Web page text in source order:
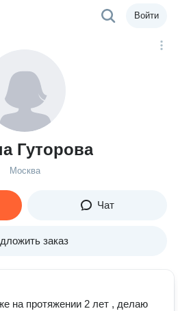
Войти
Гуторова
Москва
Чат
заказ
на протяжении 2 лет , делаю